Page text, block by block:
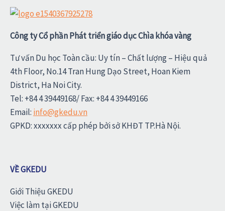
Công ty Cổ phần Phát triển giáo dục Chìa khóa vàng
Tư vấn Du học Toàn cầu: Uy tín – Chất lượng – Hiệu quả
4th Floor, No.14 Tran Hung Dạo Street, Hoan Kiem
District, Ha Noi City.
Tel: +84 4 39449168/ Fax: +84 4 39449166
Email: info@gkedu.vn
GPKD: xxxxxxx cấp phép bởi sở KHĐT TP.Hà Nội.
VỀ GKEDU
Giới Thiệu GKEDU
Việc làm tại GKEDU